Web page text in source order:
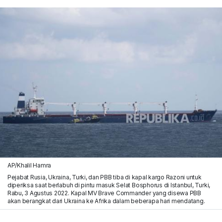
AP/Khalil Hamra
Pejabat Rusia, Ukraina, Turki, dan PBB tiba di kapal kargo Razoni untuk
diperiksa saat berlabuh di pintu masuk Selat Bosphorus di Istanbul, Turki,
Rabu, 3 Agustus 2022. Kapal MV Brave Commander yang disewa PBB
akan berangkat dari Ukraina ke Afrika dalam beberapa hari mendatang.